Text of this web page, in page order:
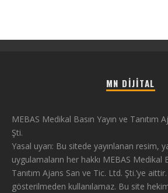
MN DIJITAL
MEBAS Medikal Basın Yayın ve Tanıtım
Şti.
Yasal uyarı: Bu sitede yayınlanan resim,
uygulamaların her hakkı MEBAS Medikal
Tanıtım Ajans San ve Tic. Ltd. Şti.’ye
gösterilmeden kullanılamaz. Bu site